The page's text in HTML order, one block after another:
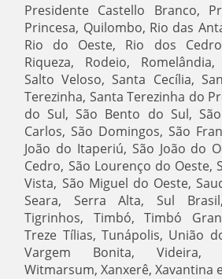
Presidente Castello Branco,
Princesa, Quilombo, Rio das
Rio do Oeste, Rio dos
Riqueza, Rodeio,
Salto Veloso, Santa Cecília,
Terezinha, Santa Terezinha do
do Sul, São Bento do Sul,
Carlos, São Domingos, São
João do Itaperiú, São João do
Cedro, São Lourenço do Oeste,
Vista, São Miguel do Oeste,
Seara, Serra Alta, Sul
Tigrinhos, Timbó, Timbó
Treze Tílias, Tunápolis, União
Vargem Bonita, Videira,
Witmarsum, Xanxerê, Xavantina